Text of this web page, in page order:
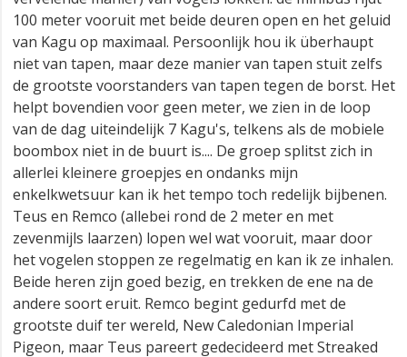
100 meter vooruit met beide deuren open en het geluid
van Kagu op maximaal. Persoonlijk hou ik überhaupt
niet van tapen, maar deze manier van tapen stuit zelfs
de grootste voorstanders van tapen tegen de borst. Het
helpt bovendien voor geen meter, we zien in de loop
van de dag uiteindelijk 7 Kagu's, telkens als de mobiele
boombox niet in de buurt is.... De groep splitst zich in
allerlei kleinere groepjes en ondanks mijn
enkelkwetsuur kan ik het tempo toch redelijk bijbenen.
Teus en Remco (allebei rond de 2 meter en met
zevenmijls laarzen) lopen wel wat vooruit, maar door
het vogelen stoppen ze regelmatig en kan ik ze inhalen.
Beide heren zijn goed bezig, en trekken de ene na de
andere soort eruit. Remco begint gedurfd met de
grootste duif ter wereld, New Caledonian Imperial
Pigeon, maar Teus pareert gedecideerd met Streaked